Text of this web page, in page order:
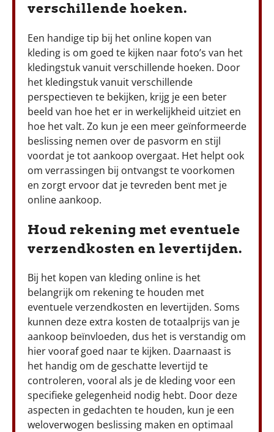
verschillende hoeken.
Een handige tip bij het online kopen van
kleding is om goed te kijken naar foto’s van het
kledingstuk vanuit verschillende hoeken. Door
het kledingstuk vanuit verschillende
perspectieven te bekijken, krijg je een beter
beeld van hoe het er in werkelijkheid uitziet en
hoe het valt. Zo kun je een meer geïnformeerde
beslissing nemen over de pasvorm en stijl
voordat je tot aankoop overgaat. Het helpt ook
om verrassingen bij ontvangst te voorkomen
en zorgt ervoor dat je tevreden bent met je
online aankoop.
Houd rekening met eventuele
verzendkosten en levertijden.
Bij het kopen van kleding online is het
belangrijk om rekening te houden met
eventuele verzendkosten en levertijden. Soms
kunnen deze extra kosten de totaalprijs van je
aankoop beïnvloeden, dus het is verstandig om
hier vooraf goed naar te kijken. Daarnaast is
het handig om de geschatte levertijd te
controleren, vooral als je de kleding voor een
specifieke gelegenheid nodig hebt. Door deze
aspecten in gedachten te houden, kun je een
weloverwogen beslissing maken en optimaal